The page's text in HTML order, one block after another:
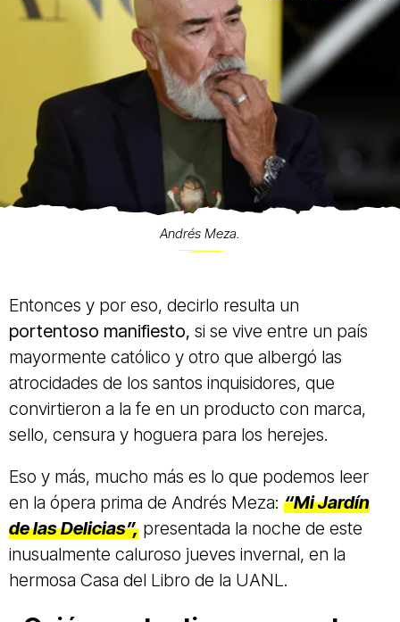
Andrés Meza.
Entonces y por eso, decirlo resulta un
portentoso manifiesto, si se vive entre un país
mayormente católico y otro que albergó las
atrocidades de los santos inquisidores, que
convirtieron a la fe en un producto con marca,
sello, censura y hoguera para los herejes.
Eso y más, mucho más es lo que podemos leer
en la ópera prima de Andrés Meza: “Mi Jardín
de las Delicias”, presentada la noche de este
inusualmente caluroso jueves invernal, en la
hermosa Casa del Libro de la UANL.